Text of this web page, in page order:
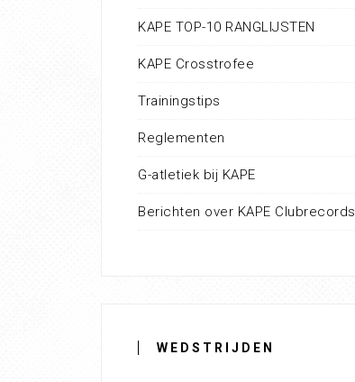
KAPE TOP-10 RANGLIJSTEN
KAPE Crosstrofee
Trainingstips
Reglementen
G-atletiek bij KAPE
Berichten over KAPE Clubrecords
WEDSTRIJDEN